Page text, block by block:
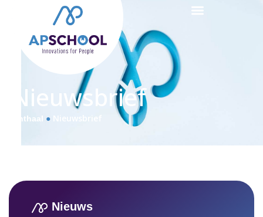
Nieuwsbrief
Onthaal ● Nieuwsbrief
Nieuws